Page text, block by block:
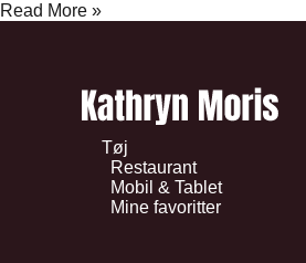
Read More »
Tøj
Restaurant
Mobil & Tablet
Mine favoritter